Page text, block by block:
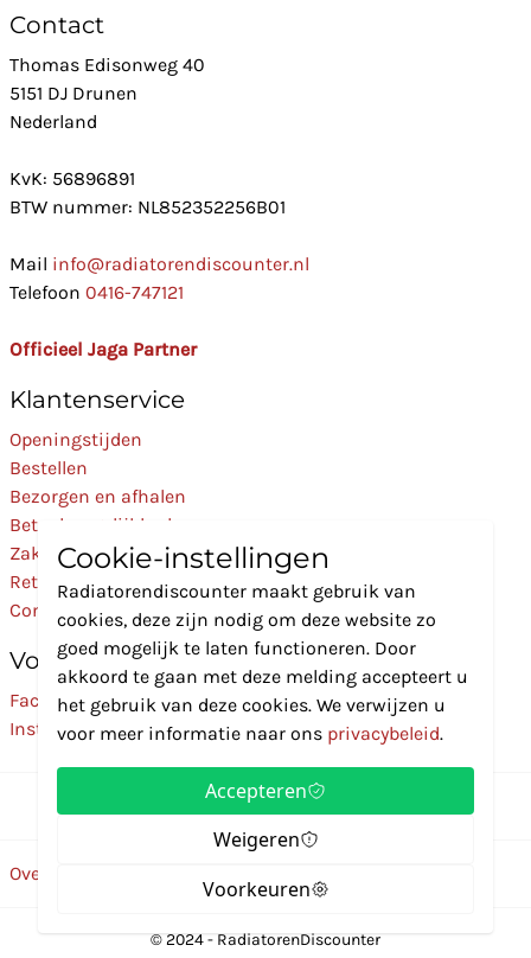
Contact
Thomas Edisonweg 40
5151 DJ Drunen
Nederland
KvK: 56896891
BTW nummer: NL852352256B01
Mail info@radiatorendiscounter.nl
Telefoon 0416-747121
Officieel Jaga Partner
Klantenservice
Openingstijden
Bestellen
Bezorgen en afhalen
Betaalmogelijkheden
Zakelijk
Retourneren
Contact
Volg Ons
Facebook
Instagram
Over ons
© 2024 - RadiatorenDiscounter
Cookie-instellingen
Radiatorendiscounter maakt gebruik van
cookies, deze zijn nodig om deze website zo
goed mogelijk te laten functioneren. Door
akkoord te gaan met deze melding accepteert u
het gebruik van deze cookies. We verwijzen u
voor meer informatie naar ons privacybeleid.
Accepteren
Weigeren
Voorkeuren